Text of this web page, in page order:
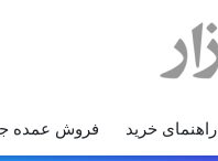
راهنمای خرید فروش عمده